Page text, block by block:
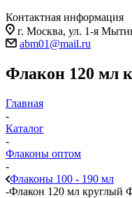
Контактная информация
г. Москва, ул. 1-я
abm01@mail.ru
Флакон 120 мл
Главная
-
Каталог
-
Флаконы оптом
-
Флаконы 100 - 190 мл
-Флакон 120 мл круглый